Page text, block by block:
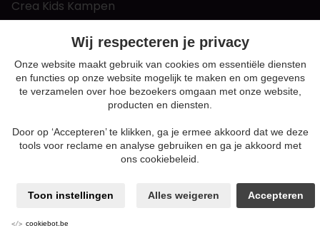
Crea Kids Kampen
FAQ
Tips & tricks
Contact
Nieuws & Vacatures
Algemene voorwaarden
Privacy en cookie policy
Sitemap
Wij respecteren je privacy
Onze website maakt gebruik van cookies om essentiële diensten
en functies op onze website mogelijk te maken en om gegevens
te verzamelen over hoe bezoekers omgaan met onze website,
producten en diensten.
Door op ‘Accepteren’ te klikken, ga je ermee akkoord dat we deze
tools voor reclame en analyse gebruiken en ga je akkoord met
ons cookiebeleid.
Toon instellingen Alles weigeren Accepteren
cookiebot.be